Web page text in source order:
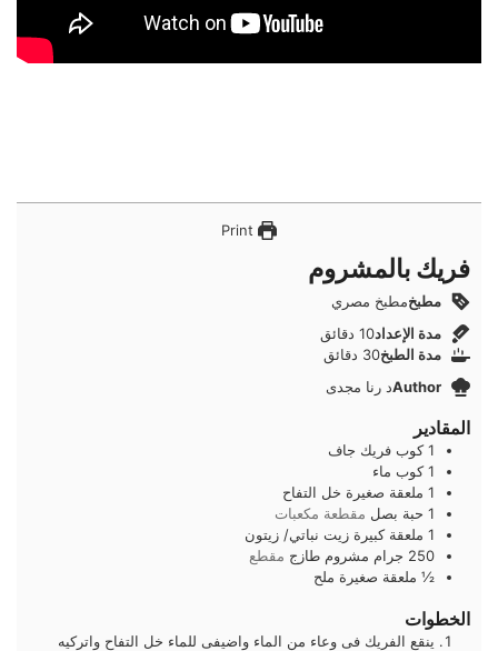
Print
فريك بالمشروم
مطبخمطبخ مصري
مدة الإعداد10دقائق
دقائق
مدة الطبخ30 دقائق
دقائق
Authorد رنا مجدى
المقادير
1 كوب فريك جاف
1 كوب ماء
1 ملعقة صغيرة خل التفاح
1 حبة بصل مقطعة مكعبات
1 ملعقة كبيرة زيت نباتي/ زيتون
250 جرام مشروم طازج مقطع
½ ملعقة صغيرة ملح
الخطوات
ينقع الفريك فى وعاء من الماء واضيفى للماء خل التفاح واتركيه